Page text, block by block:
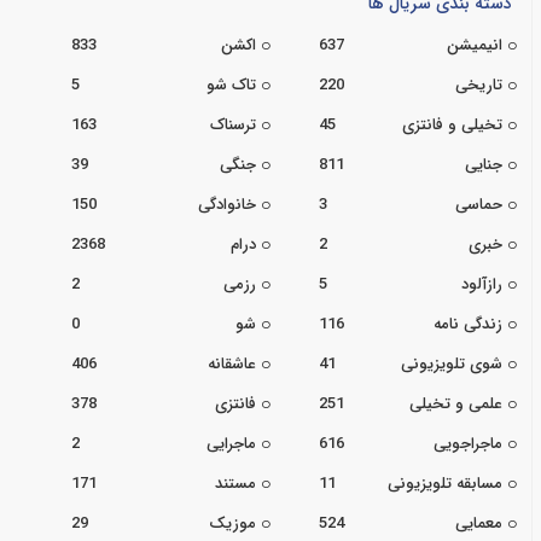
انیمیشن 637 اکشن
833
تاریخی
220 تاک شو
5
تخیلی و فانتزی
45 ترسناک
163
جنایی
811 جنگی
39
حماسی
3 خانوادگی
150
خبری
2 درام
2368
رازآلود
5 رزمی
2
زندگی نامه
116 شو
0
شوی تلویزیونی
41 عاشقانه
406
علمی و تخیلی
251 فانتزی
378
ماجراجویی
616 ماجرایی
2
مسابقه تلویزیونی
11 مستند
171
معمایی
524 موزیک 29